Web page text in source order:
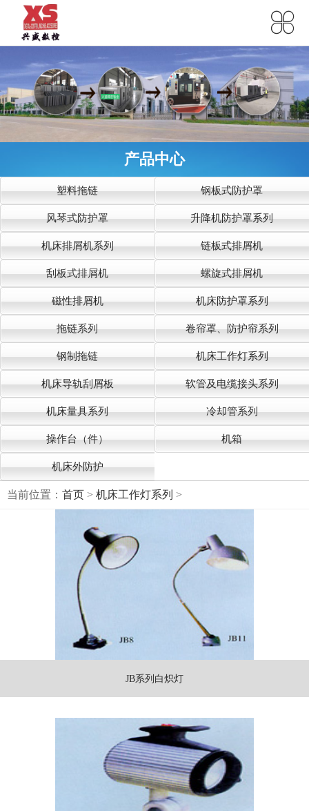
产品中心
塑料拖链 钢板式防护罩
风琴式防护罩 升降机防护罩系列
机床排屑机系列 链板式排屑机
刮板式排屑机 螺旋式排屑机
磁性排屑机 机床防护罩系列
拖链系列 卷帘罩、防护帘系列
钢制拖链 机床工作灯系列
机床导轨刮屑板 软管及电缆接头系列
机床量具系列 冷却管系列
操作台（件） 机箱
机床外防护
当前位置： 首页 > 机床工作灯系列 >
JB系列白炽灯